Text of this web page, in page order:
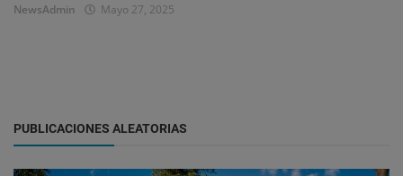
NewsAdmin Mayo 27, 2025
PUBLICACIONES ALEATORIAS